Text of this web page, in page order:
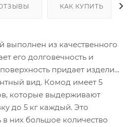
КАК КУПИТЬ
из качественного
его долговечность и
придает изделию
вид. Комод имеет 5
которые выдерживают
до 5 кг каждый. Это
в них большое количество